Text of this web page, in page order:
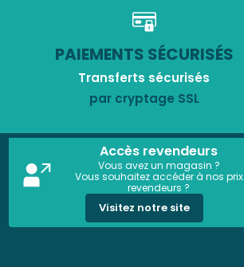
PAIEMENTS SÉCURISÉS
Transferts sécurisés
par cryptage SSL
Accès revendeurs
Vous avez un magasin ?
Vous souhaitez accéder à nos prix
revendeurs ?
Visitez notre site